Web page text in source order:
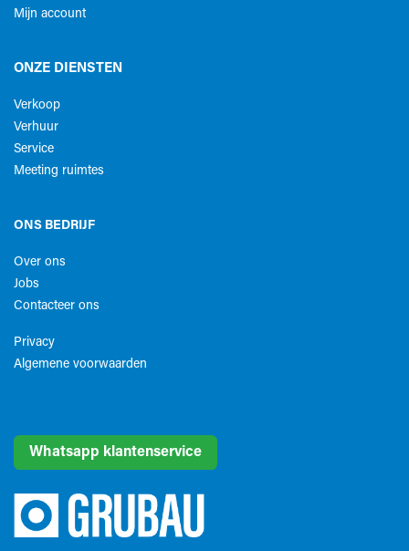
Mijn account
ONZE DIENSTEN
Verkoop
Verhuur
Service
Meeting ruimtes
ONS BEDRIJF
Over ons
Jobs
Contacteer ons
Privacy
Algemene voorwaarden​
Whatsapp klantenservice